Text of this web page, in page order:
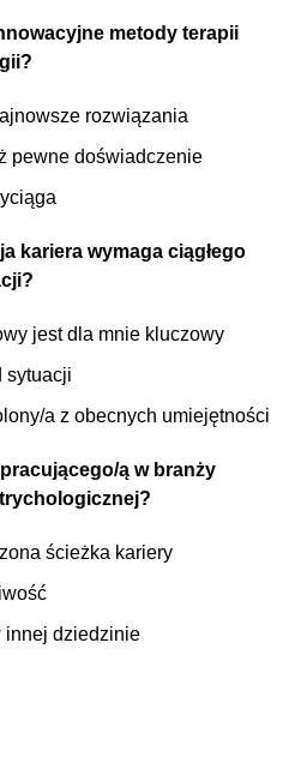
metody terapii
rozwiązania
pewne doświadczenie
kariera wymaga ciągłego
jest dla mnie kluczowy
sytuacji
a z obecnych umiejętności
ą w branży
ścieżka kariery
innej dziedzinie